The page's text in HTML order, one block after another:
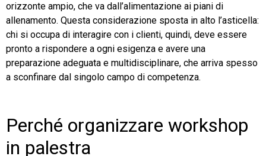
orizzonte ampio, che va dall’alimentazione ai piani di
allenamento. Questa considerazione sposta in alto l’asticella:
chi si occupa di interagire con i clienti, quindi, deve essere
pronto a rispondere a ogni esigenza e avere una
preparazione adeguata e multidisciplinare, che arriva spesso
a sconfinare dal singolo campo di competenza.
Perché organizzare workshop
in palestra